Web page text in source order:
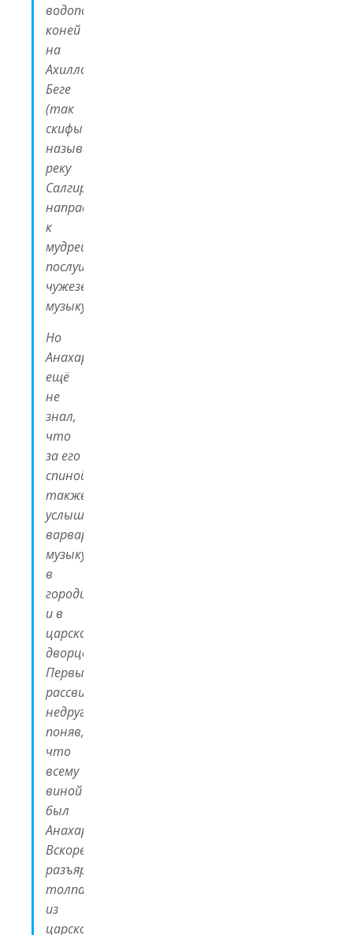
водопой
коней
на
Ахилловом
Беге
(так
скифы
называли
реку
Салгир),
направились
к
мудрецу
послушать
чужеземную
музыку.
Но
Анахарсис
ещё
не
знал,
что
за его
спиной
также
услышали
варварскую
музыку
в
городище
и в
царском
дворце.
Первыми
рассвирепели
недруги,
поняв,
что
всему
виной
был
Анахарсис.
Вскоре
разъярённая
толпа
из
царской